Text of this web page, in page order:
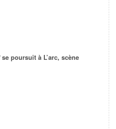
se poursuit à L’arc, scène